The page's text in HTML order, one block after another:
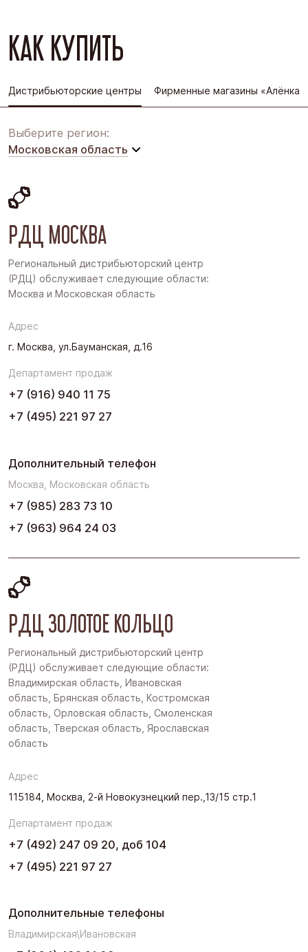
КАК КУПИТЬ
Дистрибьюторские центры Фирменные магазины «Алёнка»
Выберите регион:
Московская область
Восточная Сибирь
Дальний Восток
Поволжье
Урал
РДЦ МОСКВА
Региональный дистрибьюторский центр
(РДЦ) обслуживает следующие области:
Москва и Московская область
Адрес
г. Москва, ул.Бауманская, д.16
Департамент продаж
+7 (916) 940 11 75
+7 (495) 221 97 27
Дополнительный телефон
Москва, Московская область
+7 (985) 283 73 10
+7 (963) 964 24 03
РДЦ ЗОЛОТОЕ КОЛЬЦО
Региональный дистрибьюторский центр
(РДЦ) обслуживает следующие области:
Владимирская область, Ивановская
область, Брянская область, Костромская
область, Орловская область, Смоленская
область, Тверская область, Ярославская
область
Адрес
115184, Москва, 2-й Новокузнецкий пер.,13/15 стр.1
Департамент продаж
+7 (492) 247 09 20, доб 104
+7 (495) 221 97 27
Дополнительные телефоны
Владимирская\Ивановская